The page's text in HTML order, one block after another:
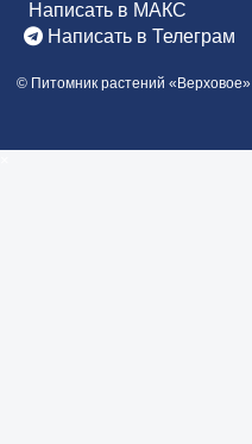
Написать в МАКС
Написать в Телеграм
© Питомник растений «Верховое»